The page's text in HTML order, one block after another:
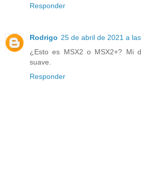
Responder
Rodrigo 25 de abril de 2021 a
¿Esto es MSX2 o MSX2+? Mi
suave.
Responder